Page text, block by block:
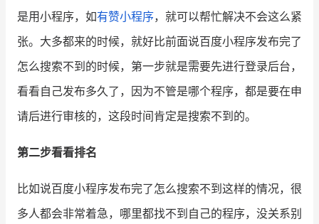
商家社区 社群交流
入驻有赞 认证代理商
认证服务商 设计服务商
有赞云
是用小程序，如有赞小程序，就可以帮忙解决不会这么紧
张。大多都来的时候，就好比前面说百度小程序发布完了
怎么搜索不到的时候，第一步就是需要先进行登录后台，
看看自己发布多久了，因为不管是哪个程序，都是要在申
请后进行审核的，这段时间肯定是搜索不到的。
第二步看看排名
比如说百度小程序发布完了怎么搜索不到这样的情况，很
多人都会非常着急，哪里都找不到自己的程序，没关系别